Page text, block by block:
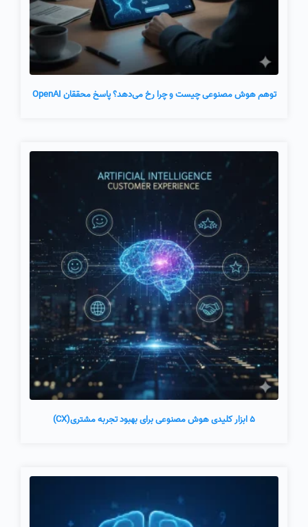
توهم هوش مصنوعی چیست و چرا رخ می‌دهد؟ پاسخ محققان OpenAI
5 ابزار کلیدی هوش مصنوعی برای بهبود تجربه مشتری(CX)